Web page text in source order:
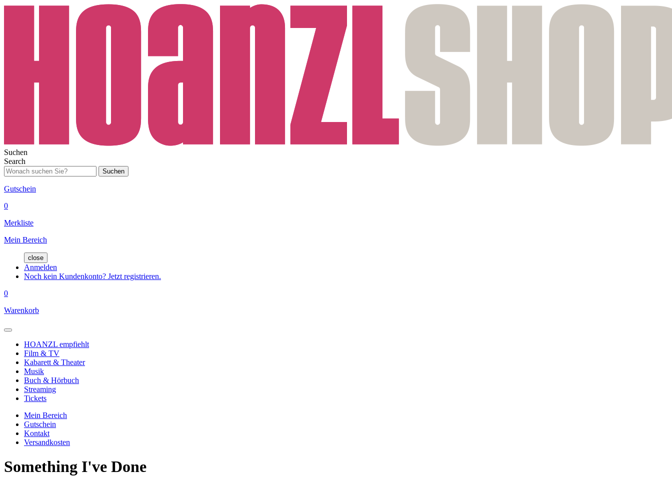
Suchen
Search
Suchen
Gutschein
0
Merkliste
Mein Bereich
close
Anmelden
Noch kein Kundenkonto? Jetzt registrieren.
0
Warenkorb
HOANZL empfiehlt
Film & TV
Kabarett & Theater
Musik
Buch & Hörbuch
Streaming
Tickets
Mein Bereich
Gutschein
Kontakt
Versandkosten
Something I've Done